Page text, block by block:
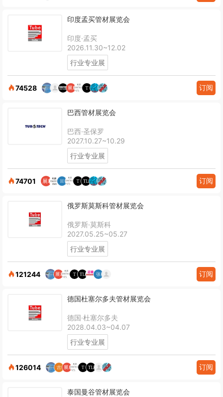
印度孟买管材展览会
印度·孟买
2026.11.30~12.02
行业专业展
74528 订阅
巴西管材展览会
巴西·圣保罗
2027.10.27~10.29
行业专业展
74701 订阅
俄罗斯莫斯科管材展览会
俄罗斯·莫斯科
2027.05.25~05.27
行业专业展
121244 订阅
德国杜塞尔多夫管材展览会
德国·杜塞尔多夫
2028.04.03~04.07
行业专业展
126014 订阅
泰国曼谷管材展览会